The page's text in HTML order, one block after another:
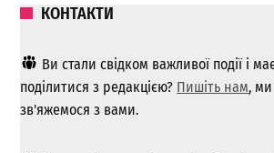
КОНТАКТИ
Ви стали свідком важливої ​​події і
поділитися з редакцією? Пишіть нам, ми
зв'яжемося з вами.